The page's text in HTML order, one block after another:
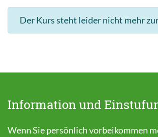
Der Kurs steht leider nicht mehr
Information und
Wenn Sie persönlich vorbeikommen